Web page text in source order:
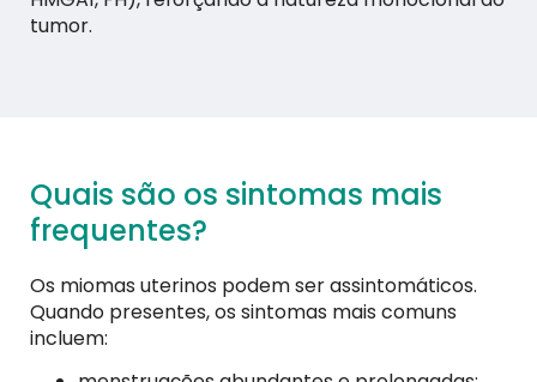
tumor.
Quais são os sintomas mais
frequentes?
Os miomas uterinos podem ser assintomáticos.
Quando presentes, os sintomas mais comuns
incluem: